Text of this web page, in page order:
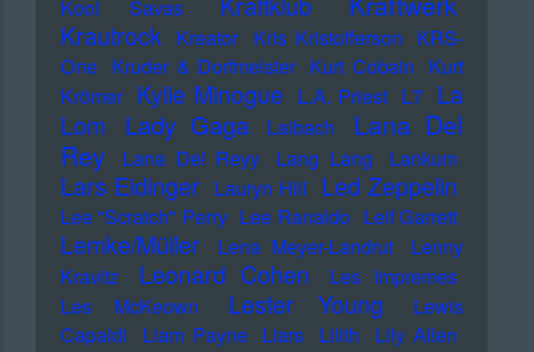
Kool Savas
Krautrock Kreator Kris Kristofferson KRS-
One Kruder & Dorfmeister Kurt Cobain Kurt
Krömer Kylie Minogue L.A. Priest L7 La
Lom
Lady Gaga Laibach
Lana Del
Rey
Lana Del Reyy Lang Lang Lankum
Lars Eidinger Lauryn Hill Led Zeppelin
Lee "Scratch" Perry Lee Ranaldo Leif Garrett
Lemke/Müller Lena Meyer-Landrut
Lenny
Kravitz
Leonard Cohen
Les Impremes
Les McKeown
Lester Young
Lewis
Capaldi
Liam Payne Liars Lilith
Lily Allen